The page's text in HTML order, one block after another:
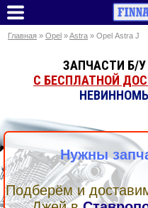
Главная » Opel »Astra » Opel Astra J
ЗАПЧАСТИ Б/У
С БЕСПЛАТНОЙ
Нужны
Подберём и